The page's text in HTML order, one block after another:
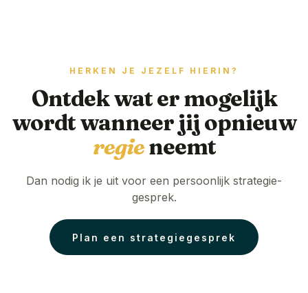
HERKEN JE JEZELF HIERIN?
Ontdek wat er mogelijk
wordt wanneer jij opnieuw
regieneemt
Dan nodig ik je uit voor een persoonlijk strategie-
gesprek.
Plan een strategiegesprek